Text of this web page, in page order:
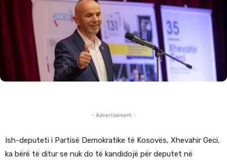
- Advertisement -
Ish-deputeti i Partisë Demokratike të Kosovës, Xhevahir Geci,
ka bërë të ditur se nuk do të kandidojë për deputet në